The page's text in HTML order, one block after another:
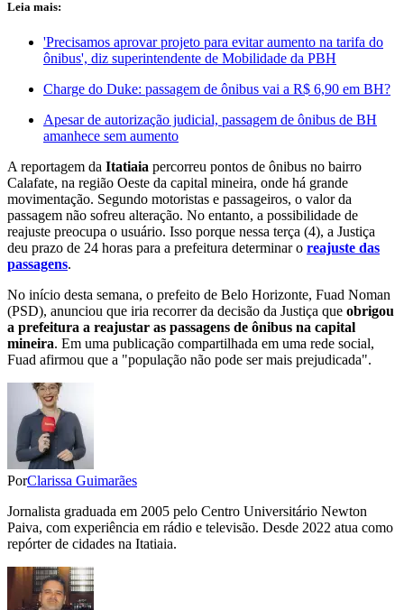
Leia mais:
'Precisamos aprovar projeto para evitar aumento na tarifa do
ônibus', diz superintendente de Mobilidade da PBH
Charge do Duke: passagem de ônibus vai a R$ 6,90 em BH?
Apesar de autorização judicial, passagem de ônibus de BH
amanhece sem aumento
A reportagem da Itatiaia percorreu pontos de ônibus no bairro
Calafate, na região Oeste da capital mineira, onde há grande
movimentação. Segundo motoristas e passageiros, o valor da
passagem não sofreu alteração. No entanto, a possibilidade de
reajuste preocupa o usuário. Isso porque nessa terça (4), a Justiça
deu prazo de 24 horas para a prefeitura determinar o reajuste das
passagens.
No início desta semana, o prefeito de Belo Horizonte, Fuad Noman
(PSD), anunciou que iria recorrer da decisão da Justiça que obrigou
a prefeitura a reajustar as passagens de ônibus na capital
mineira. Em uma publicação compartilhada em uma rede social,
Fuad afirmou que a "população não pode ser mais prejudicada".
PorClarissa Guimarães
Jornalista graduada em 2005 pelo Centro Universitário Newton
Paiva, com experiência em rádio e televisão. Desde 2022 atua como
repórter de cidades na Itatiaia.